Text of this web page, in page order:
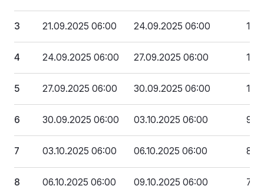
3 21.09.2025 06:00 24.09.2025 06:00
4 24.09.2025 06:00 27.09.2025 06:00 123
5 27.09.2025 06:00 30.09.2025 06:00 110
6 30.09.2025 06:00 03.10.2025 06:00 97
7 03.10.2025 06:00 06.10.2025 06:00 84
8 06.10.2025 06:00 09.10.2025 06:00 71